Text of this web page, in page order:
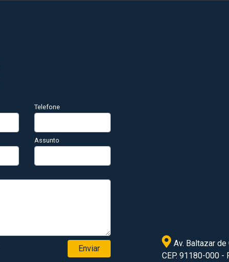
Telefone
Assunto
Enviar
Av. Baltazar
CEP. 91180-000 -